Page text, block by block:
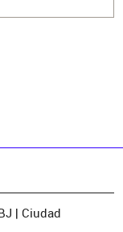
| Ciudad